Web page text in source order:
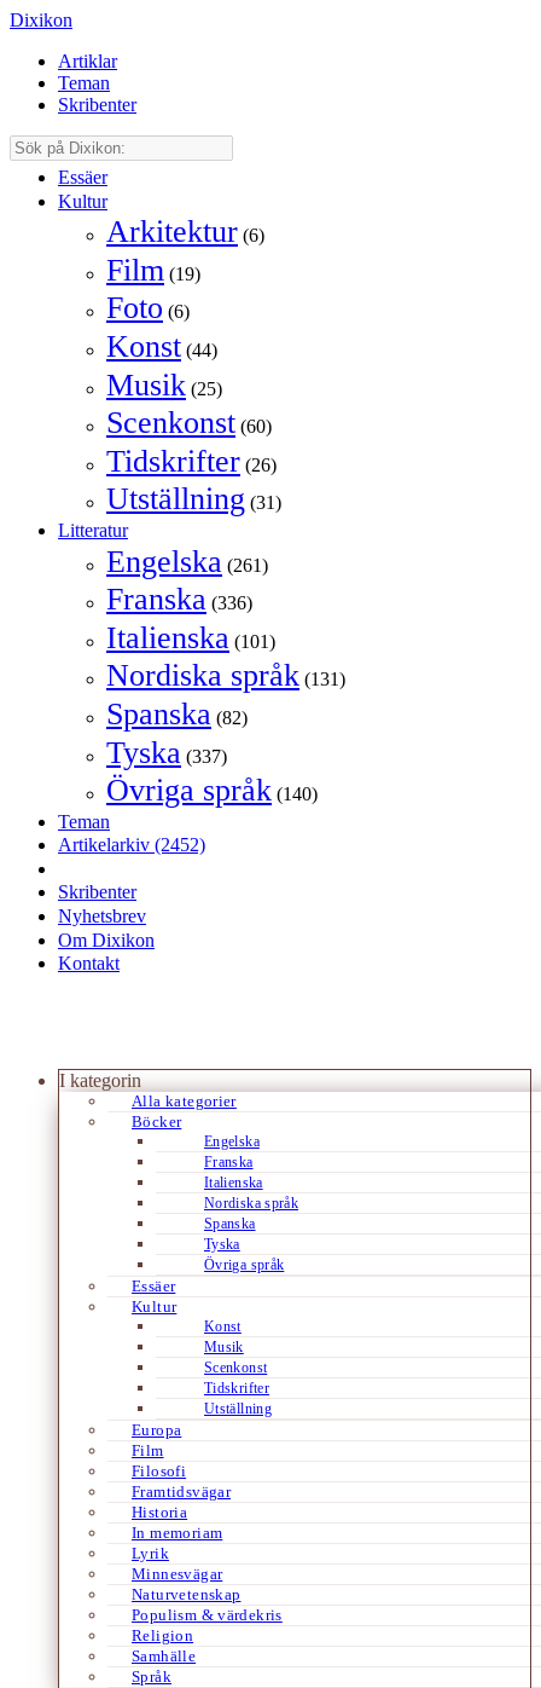
Dixikon
Artiklar
Teman
Skribenter
Essäer
Kultur
Arkitektur (6)
Film (19)
Foto (6)
Konst (44)
Musik (25)
Scenkonst (60)
Tidskrifter (26)
Utställning (31)
Litteratur
Engelska (261)
Franska (336)
Italienska (101)
Nordiska språk (131)
Spanska (82)
Tyska (337)
Övriga språk (140)
Teman
Artikelarkiv (2452)
Skribenter
Nyhetsbrev
Om Dixikon
Kontakt
I kategorin
Alla kategorier
Böcker
Engelska
Franska
Italienska
Nordiska språk
Spanska
Tyska
Övriga språk
Essäer
Kultur
Konst
Musik
Scenkonst
Tidskrifter
Utställning
Europa
Film
Filosofi
Framtidsvägar
Historia
In memoriam
Lyrik
Minnesvägar
Naturvetenskap
Populism & värdekris
Religion
Samhälle
Språk